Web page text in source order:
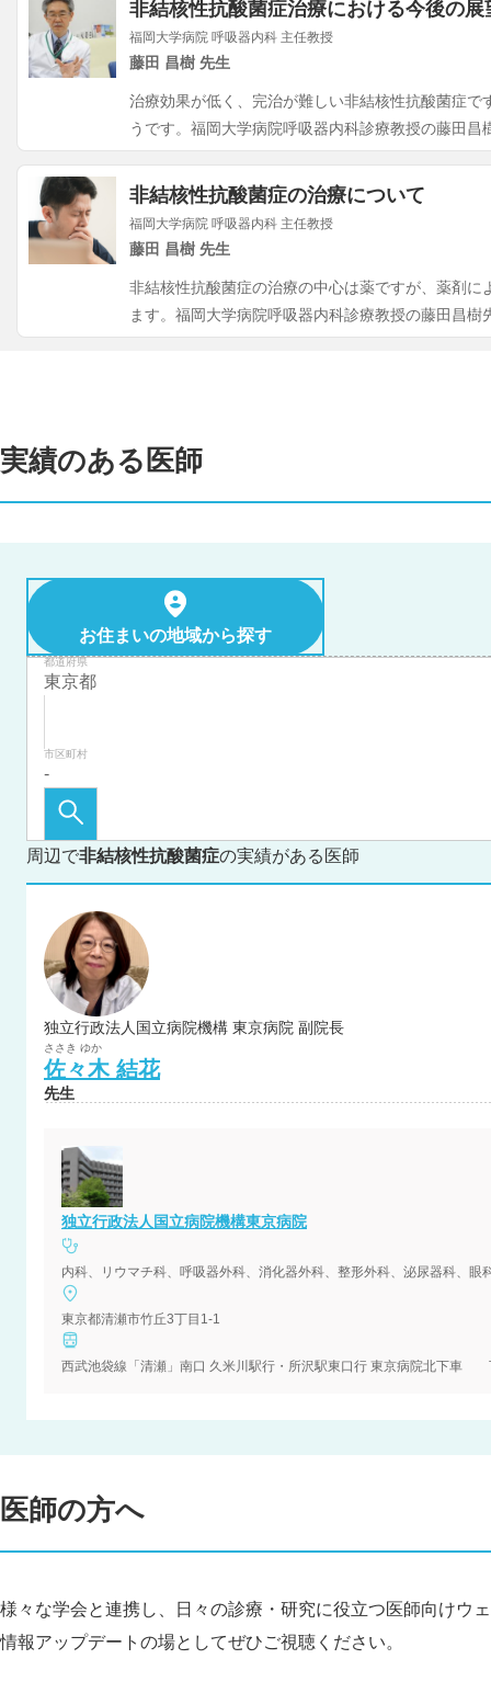
非結核性抗酸菌症治療における今後の
福岡大学病院 呼吸器内科 主任教授
藤田 昌樹 先生
治療効果が低く、完治が難しい非結核性抗酸菌症
うです。福岡大学病院呼吸器内科診療教授の藤田昌
非結核性抗酸菌症の治療について
福岡大学病院 呼吸器内科 主任教授
藤田 昌樹 先生
非結核性抗酸菌症の治療の中心は薬ですが、薬剤
ます。福岡大学病院呼吸器内科診療教授の藤田昌樹
実績のある医師
お住まいの地域から探す
都道府県
市区町村
周辺で非結核性抗酸菌症の実績がある医師
独立行政法人国立病院機構 東京病院 副院長
ささき ゆか
佐々木 結花
先生
独立行政法人国立病院機構東京病院
内科、リウマチ科、呼吸器外科、消化器外科、整形外科、泌尿器科、
東京都清瀬市竹丘3丁目1-1
西武池袋線「清瀬」南口 久米川駅行・所沢駅東口行 東京病院北下車
医師の方へ
様々な学会と連携し、日々の診療・研究に役立つ医師向けウ
情報アップデートの場としてぜひご視聴ください。